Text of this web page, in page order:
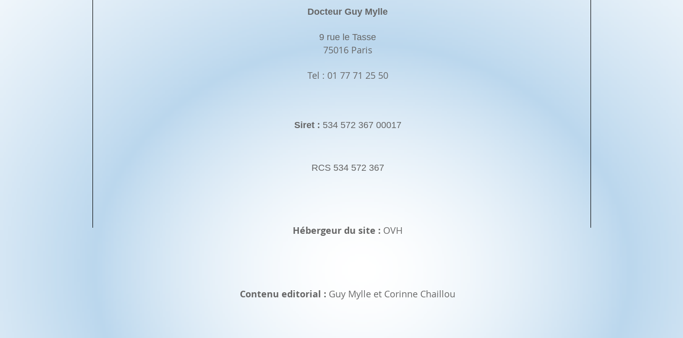
Docteur Guy Mylle
9 rue le Tasse
75016 Paris
Tel : 01 77 71 25 50
Siret : 534 572 367 00017
RCS 534 572 367
Hébergeur du site : OVH
Contenu editorial : Guy Mylle et Corinne Chaillou